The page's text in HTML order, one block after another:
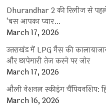
Dhurandhar 2 की रिलीज से
‘बस आपका प्यार…
March 17, 2026
उत्तराखंड में LPG गैस की
और छापेमारी तेज करने पर जोर
March 17, 2026
औली नेशनल स्कीइंग चैंपियनशिप:
March 16, 2026